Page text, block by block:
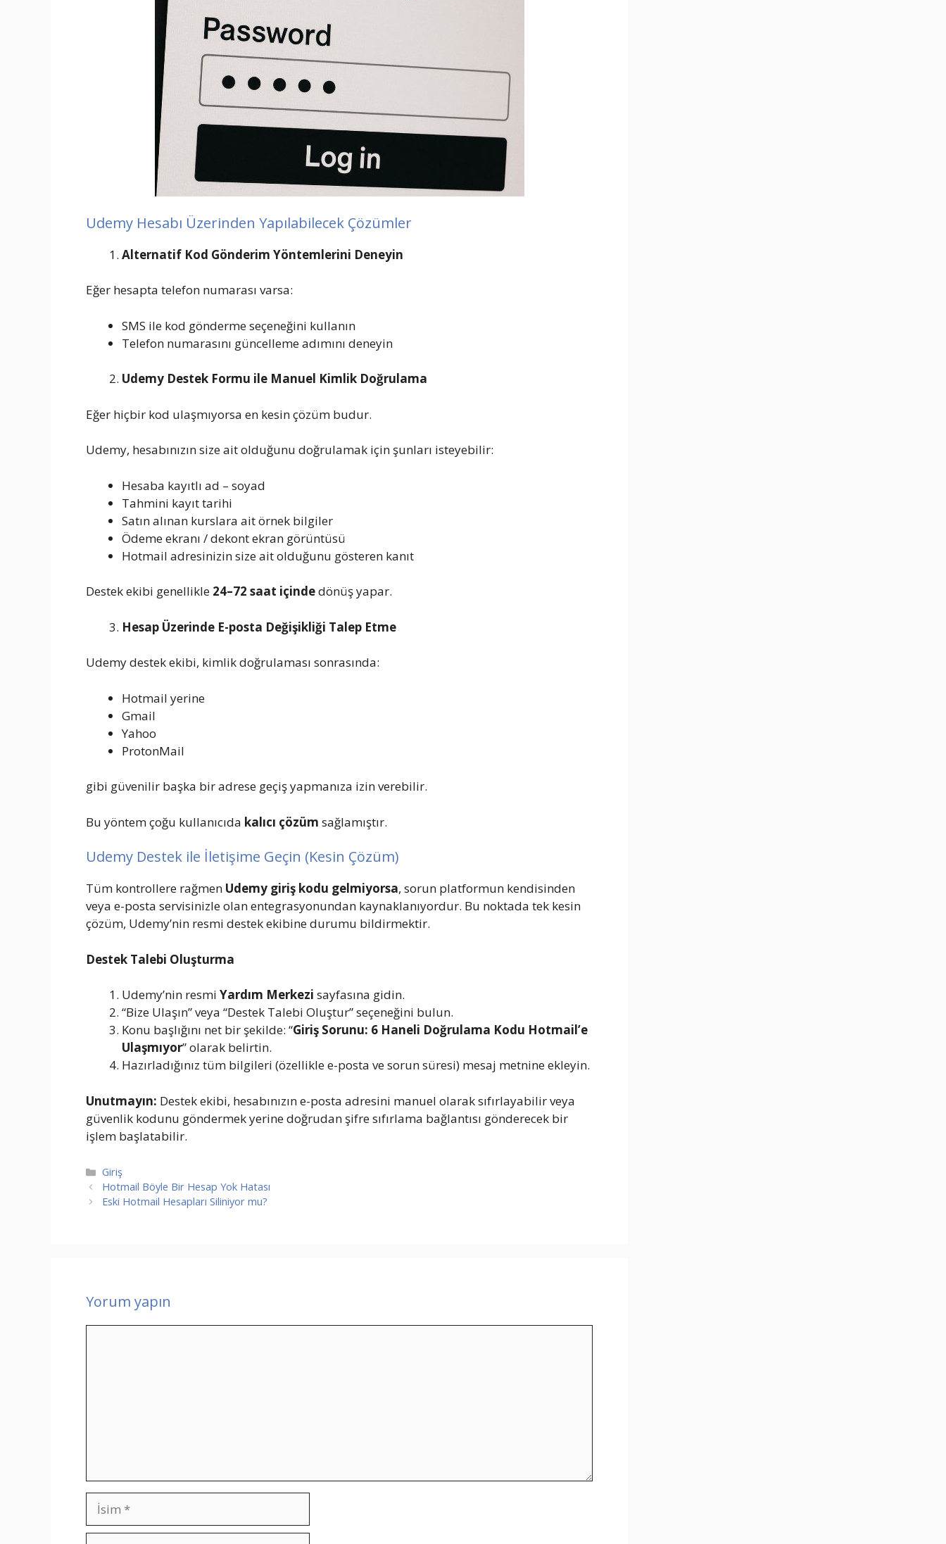
Udemy Hesabı Üzerinden Yapılabilecek Çözümler
Alternatif Kod Gönderim Yöntemlerini Deneyin
Eğer hesapta telefon numarası varsa:
SMS ile kod gönderme seçeneğini kullanın
Telefon numarasını güncelleme adımını deneyin
Udemy Destek Formu ile Manuel Kimlik Doğrulama
Eğer hiçbir kod ulaşmıyorsa en kesin çözüm budur.
Udemy, hesabınızın size ait olduğunu doğrulamak için şunları isteyebilir:
Hesaba kayıtlı ad – soyad
Tahmini kayıt tarihi
Satın alınan kurslara ait örnek bilgiler
Ödeme ekranı / dekont ekran görüntüsü
Hotmail adresinizin size ait olduğunu gösteren kanıt
Destek ekibi genellikle 24–72 saat içindedönüş yapar.
Hesap Üzerinde E-posta Değişikliği Talep Etme
Udemy destek ekibi, kimlik doğrulaması sonrasında:
Hotmail yerine
Gmail
Yahoo
ProtonMail
gibi güvenilir başka bir adrese geçiş yapmanıza izin verebilir.
Bu yöntem çoğu kullanıcıda kalıcı çözüm sağlamıştır.
Udemy Destek ile İletişime Geçin (Kesin Çözüm)
Tüm kontrollere rağmen Udemy giriş kodu gelmiyorsa, sorun platformun kendisinden
veya e-posta servisinizle olan entegrasyonundan kaynaklanıyordur. Bu noktada tek kesin
çözüm, Udemy’nin resmi destek ekibine durumu bildirmektir.
Destek Talebi Oluşturma
Udemy’nin resmi Yardım Merkezi sayfasına gidin.
“Bize Ulaşın” veya “Destek Talebi Oluştur” seçeneğini bulun.
Konu başlığını net bir şekilde: “Giriş Sorunu: 6 Haneli Doğrulama Kodu Hotmail’e
Ulaşmıyor” olarak belirtin.
Hazırladığınız tüm bilgileri (özellikle e-posta ve sorun süresi) mesaj metnine ekleyin.
Unutmayın: Destek ekibi, hesabınızın e-posta adresini manuel olarak sıfırlayabilir veya
güvenlik kodunu göndermek yerine doğrudan şifre sıfırlama bağlantısı gönderecek bir
işlem başlatabilir.
Kategoriler
Giriş
Hotmail Böyle Bir Hesap Yok Hatası
Eski Hotmail Hesapları Siliniyor mu?
Yorum yapın
İsim